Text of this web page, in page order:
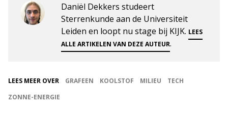
Daniël Dekkers studeert
Sterrenkunde aan de Universiteit
Leiden en loopt nu stage bij KIJK. LEES
ALLE ARTIKELEN VAN DEZE AUTEUR.
LEES MEER OVER GRAFEEN KOOLSTOF MILIEU
TECH
ZONNE-ENERGIE